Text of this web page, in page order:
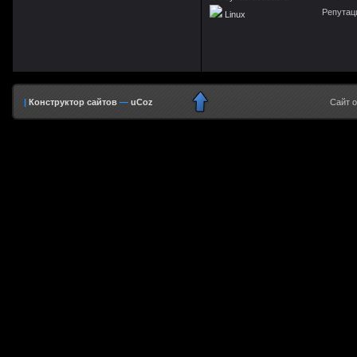
Linux
| Конструктор сайтов — uCoz Сайт